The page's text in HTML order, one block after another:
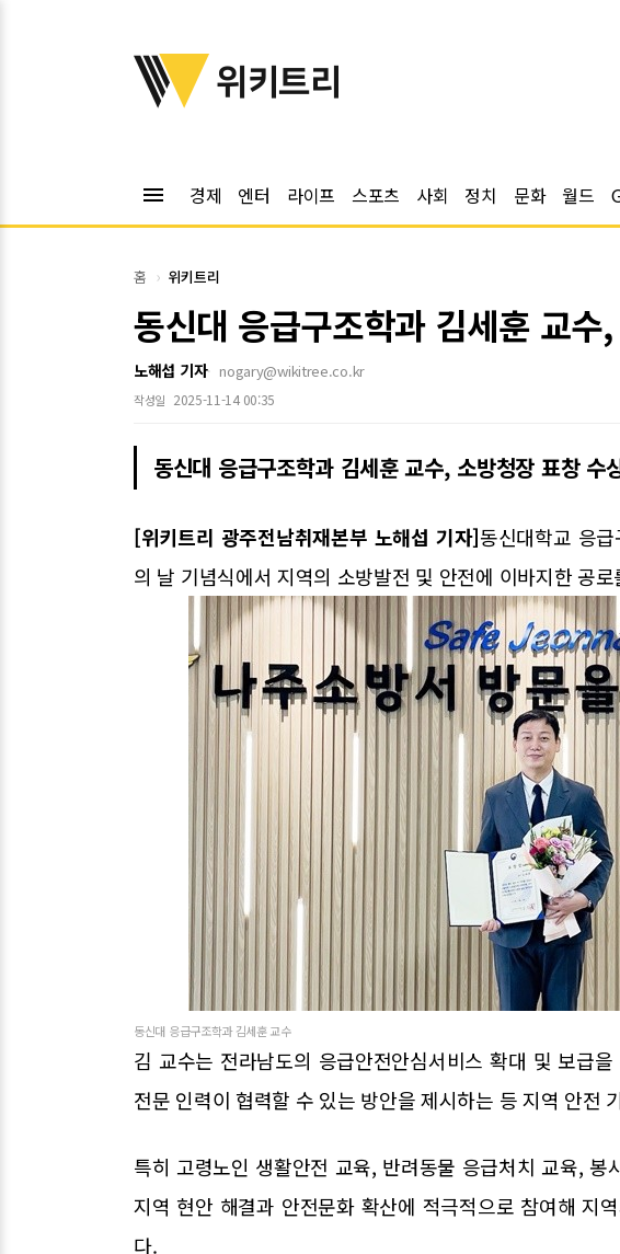
위키트리
위키트리
menu 경제 엔터 라이프 스포츠 사회 정치 문화 월드
홈 위키트리
동신대 응급구조학과 김세훈 교
노해섭 기자 nogary@wikitree.co.kr
작성일 2025-11-14 00:35
동신대 응급구조학과 김세훈 교수, 소방청장 표창 수
[위키트리 광주전남취재본부 노해섭 기자]동신대학교 응
의 날 기념식에서 지역의 소방발전 및 안전에 이바지한 공
동신대 응급구조학과 김세훈 교수
김 교수는 전라남도의 응급안전안심서비스 확대 및 보급
전문 인력이 협력할 수 있는 방안을 제시하는 등 지역 안전
특히 고령노인 생활안전 교육, 반려동물 응급처치 교육,
지역 현안 해결과 안전문화 확산에 적극적으로 참여해 지
다.